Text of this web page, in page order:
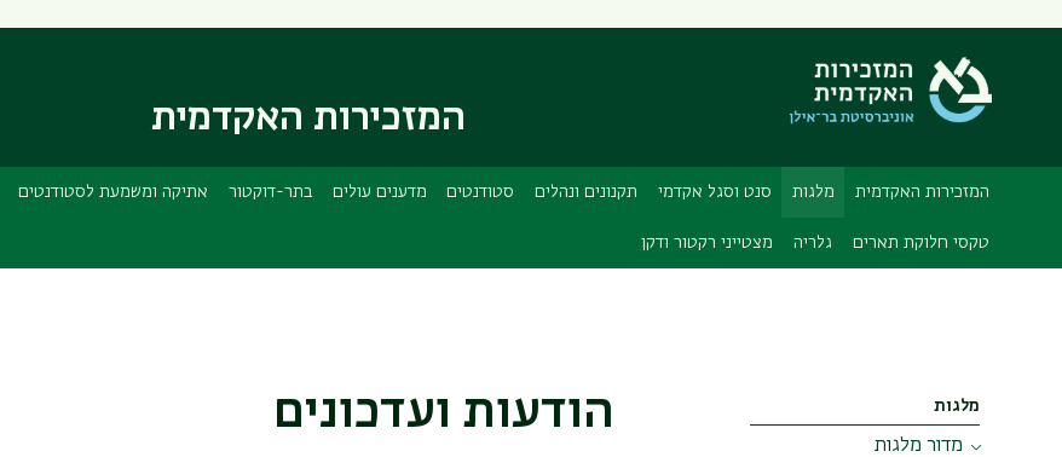
ראשי
המזכירות האקדמית
המזכירות האקדמית מלגות סנט וסגל אקדמי תקנונים ונהלים סטודנטים מדענים עולים בתר-דוקטור אתיקה ומשמעת לסטודנטים
טקסי חלוקת תארים גלריה מצטייני רקטור ודקן
מלגות
מדור מלגות
הודעות ועדכונים